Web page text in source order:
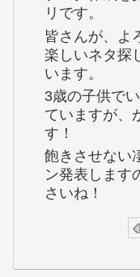
リです。
皆さんが、よ
楽しいネタ探
います。
3歳の子供で
ていますが、
す！
飽きさせない
ン発表します
さいね！